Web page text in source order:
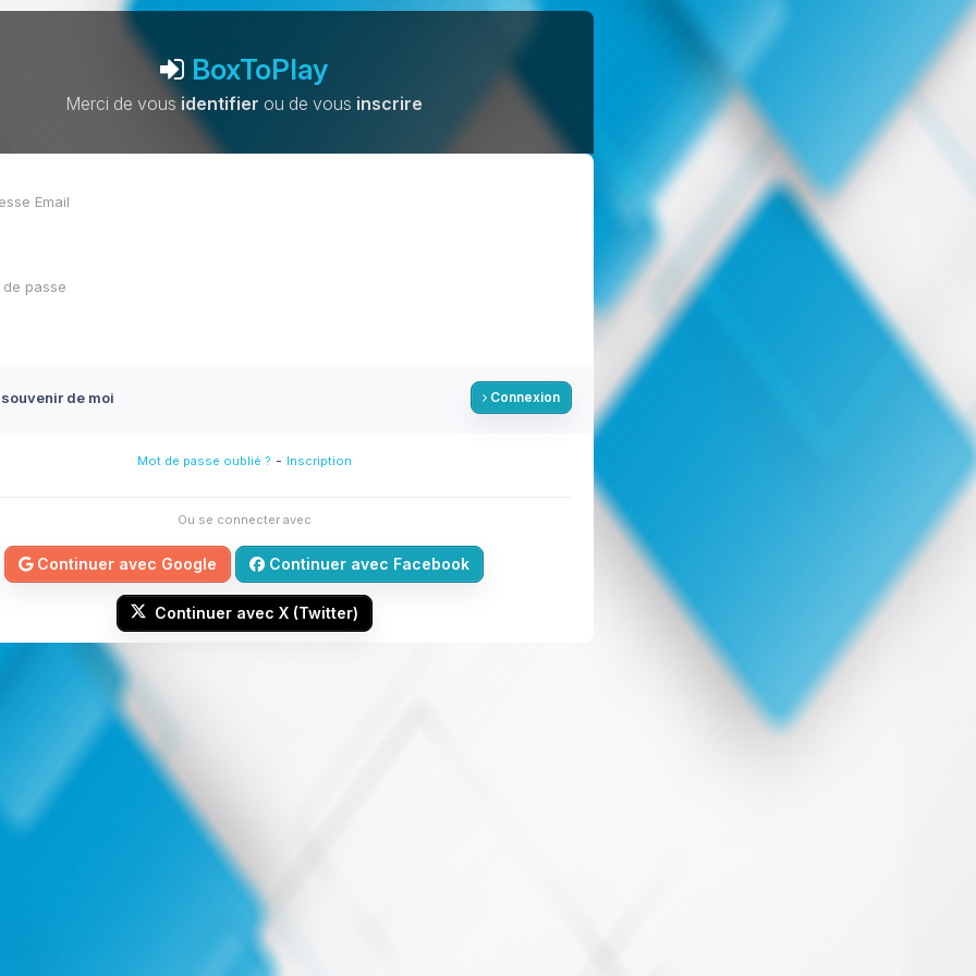
BoxToPlay
Merci de vousidentifier ou de vous inscrire
de moi Connexion
Mot de passe oublié ? - Inscription
Ou se connecter avec
Continuer avec Google Continuer avec Facebook
Continuer avec X (Twitter)